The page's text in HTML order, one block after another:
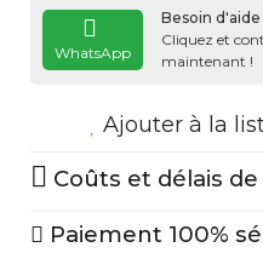
WhatsApp
Besoin d'aide
Cliquez et
maintenant !
Ajouter à la
Coûts et délais
Paiement 100%